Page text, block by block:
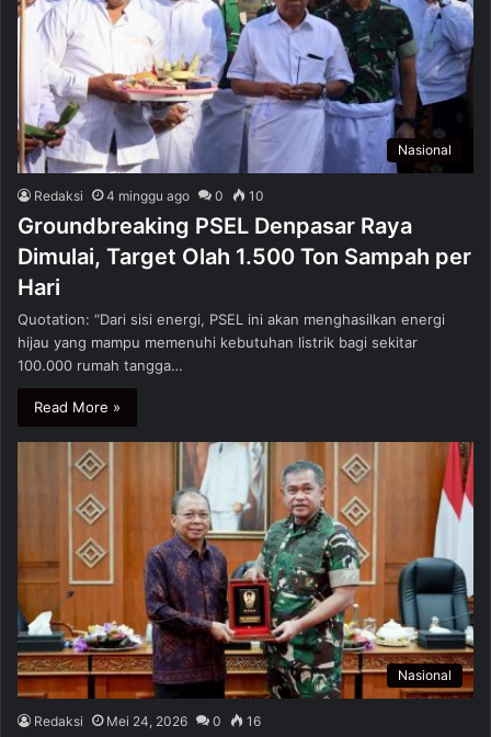
Nasional
Redaksi 4 minggu ago 0 10
Groundbreaking PSEL Denpasar Raya
Dimulai, Target Olah 1.500 Ton Sampah per
Hari
Quotation: “Dari sisi energi, PSEL ini akan menghasilkan energi
hijau yang mampu memenuhi kebutuhan listrik bagi sekitar
100.000 rumah tangga…
Read More »
Nasional
Redaksi Mei 24, 2026 0 16